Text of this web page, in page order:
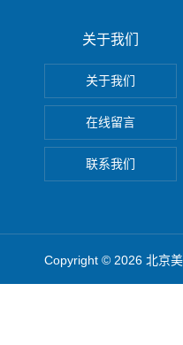
关于我们
关于我们
在线留言
联系我们
Copyright © 2026 北京